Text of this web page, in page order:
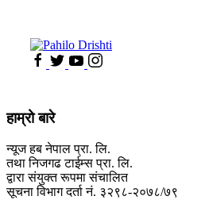
हाम्रो बारे
न्यूज हब नेपाल प्रा. लि.
तथा निजगढ टाईम्स प्रा. लि.
द्वारा संयुक्त रूपमा संचालित
सूचना विभाग दर्ता नं. ३२९८-२०७८/७९